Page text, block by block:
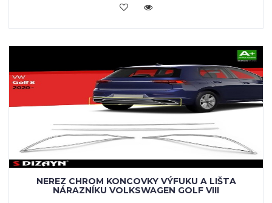
KOUPIT
NEREZ CHROM KONCOVKY VÝFUKU A LIŠTA
NÁRAZNÍKU VOLKSWAGEN GOLF VIII